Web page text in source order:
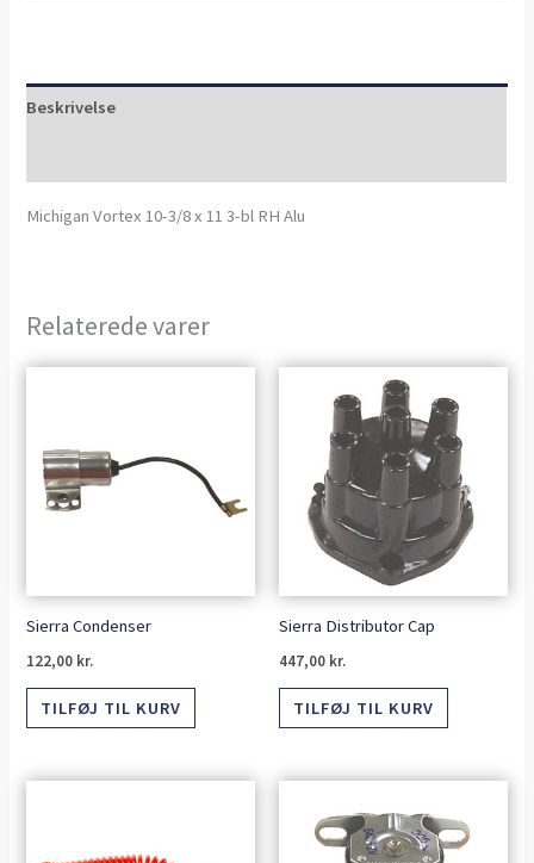
Beskrivelse
Michigan Vortex 10-3/8 x 11 3-bl RH Alu
Relaterede varer
Sierra Condenser
122,00 kr.
TILFØJ TIL KURV
Sierra Distributor Cap
447,00 kr.
TILFØJ TIL KURV